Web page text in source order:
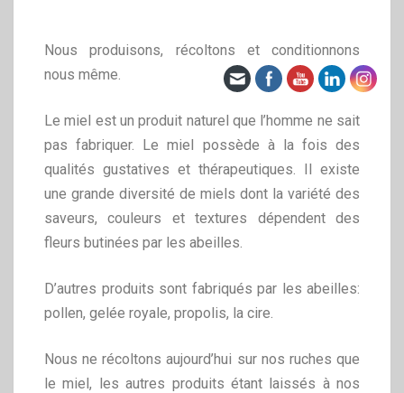
Nous produisons, récoltons et conditionnons
nous même.
Le miel est un produit naturel que l’homme ne sait
pas fabriquer. Le miel possède à la fois des
qualités gustatives et thérapeutiques. Il existe
une grande diversité de miels dont la variété des
saveurs, couleurs et textures dépendent des
fleurs butinées par les abeilles.
D’autres produits sont fabriqués par les abeilles:
pollen, gelée royale, propolis, la cire.
Nous ne récoltons aujourd’hui sur nos ruches que
le miel, les autres produits étant laissés à nos